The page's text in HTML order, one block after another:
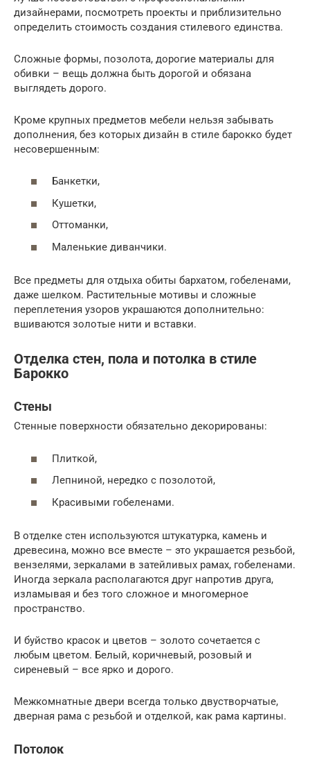
дизайнерами, посмотреть проекты и приблизительно
определить стоимость создания стилевого единства.
Сложные формы, позолота, дорогие материалы для
обивки – вещь должна быть дорогой и обязана
выглядеть дорого.
Кроме крупных предметов мебели нельзя забывать
дополнения, без которых дизайн в стиле барокко будет
несовершенным:
Банкетки,
Кушетки,
Оттоманки,
Маленькие диванчики.
Все предметы для отдыха обиты бархатом, гобеленами,
даже шелком. Растительные мотивы и сложные
переплетения узоров украшаются дополнительно:
вшиваются золотые нити и вставки.
Отделка стен, пола и потолка в стиле
Барокко
Стены
Стенные поверхности обязательно декорированы:
Плиткой,
Лепниной, нередко с позолотой,
Красивыми гобеленами.
В отделке стен используются штукатурка, камень и
древесина, можно все вместе – это украшается резьбой,
вензелями, зеркалами в затейливых рамах, гобеленами.
Иногда зеркала располагаются друг напротив друга,
изламывая и без того сложное и многомерное
пространство.
И буйство красок и цветов – золото сочетается с
любым цветом. Белый, коричневый, розовый и
сиреневый – все ярко и дорого.
Межкомнатные двери всегда только двустворчатые,
дверная рама с резьбой и отделкой, как рама картины.
Потолок